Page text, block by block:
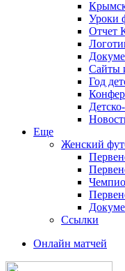
Уроки
Отчет
Сайты
Год
Еще
Женский
Ссылки
Онлайн матчей